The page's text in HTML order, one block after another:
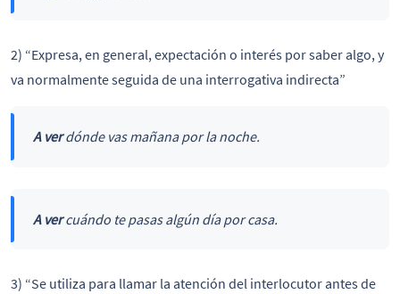
2) “Expresa, en general, expectación o interés por saber algo, y
va normalmente seguida de una interrogativa indirecta”
A verdónde vas mañana por la noche.
A vercuándo te pasas algún día por casa.
3) “Se utiliza para llamar la atención del interlocutor antes de